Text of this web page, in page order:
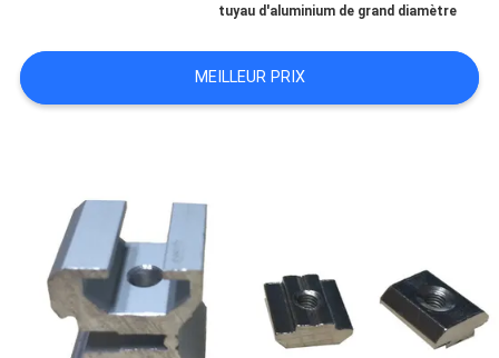
CONTACTER
PLAN
SITE
tuyau d'aluminium de grand diamètre
MEILLEUR PRIX